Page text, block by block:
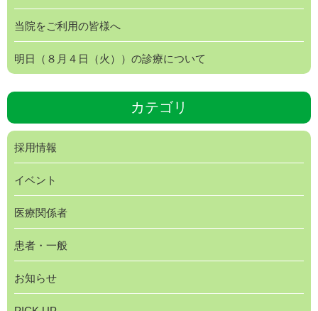
当院をご利用の皆様へ
明日（８月４日（火））の診療について
カテゴリ
採用情報
イベント
医療関係者
患者・一般
お知らせ